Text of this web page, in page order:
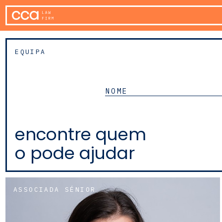
EQUIPA
encontre quem
o pode ajudar
ASSOCIADA SÉNIOR